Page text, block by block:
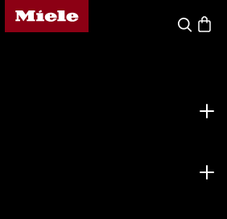
Homepage di Miele
Cerca